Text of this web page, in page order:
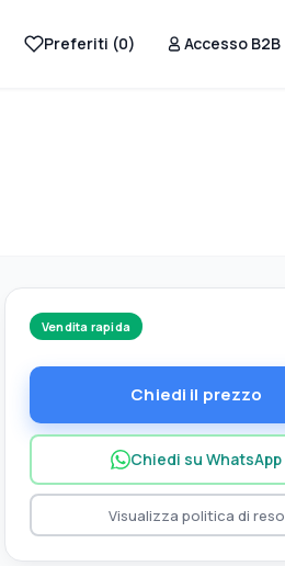
Preferiti (0) Accesso B2B
Vendita rapida
Chiedi il prezzo
Chiedi su WhatsApp
Visualizza politica di reso